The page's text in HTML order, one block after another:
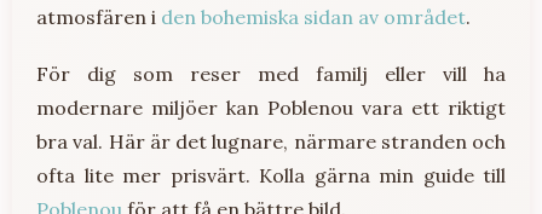
atmosfären i den bohemiska sidan av området.
För dig som reser med familj eller vill ha
modernare miljöer kan Poblenou vara ett riktigt
bra val. Här är det lugnare, närmare stranden och
ofta lite mer prisvärt. Kolla gärna min guide till
Poblenou för att få en bättre bild.